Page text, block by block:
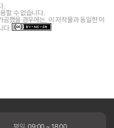
.
할 수 없습니다.
했을 경우에는, 이 저작물과 동일한 이
다.
평일 09:00 ~ 18:00